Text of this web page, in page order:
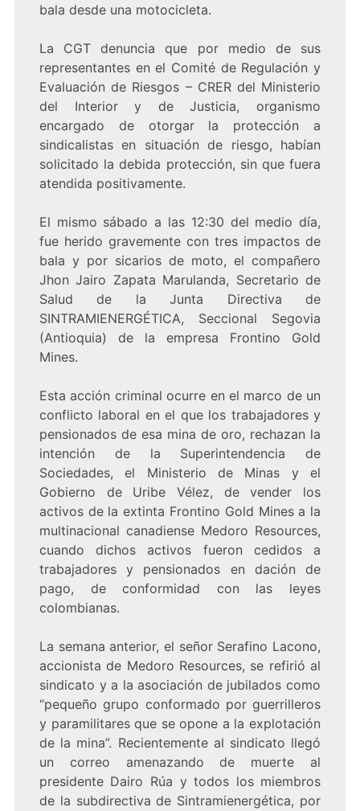
bala desde una motocicleta.
La CGT denuncia que por medio de sus
representantes en el Comité de Regulación y
Evaluación de Riesgos – CRER del Ministerio
del Interior y de Justicia, organismo
encargado de otorgar la protección a
sindicalistas en situación de riesgo, habían
solicitado la debida protección, sin que fuera
atendida positivamente.
El mismo sábado a las 12:30 del medio día,
fue herido gravemente con tres impactos de
bala y por sicarios de moto, el compañero
Jhon Jairo Zapata Marulanda, Secretario de
Salud de la Junta Directiva de
SINTRAMIENERGÉTICA, Seccional Segovia
(Antioquia) de la empresa Frontino Gold
Mines.
Esta acción criminal ocurre en el marco de un
conflicto laboral en el que los trabajadores y
pensionados de esa mina de oro, rechazan la
intención de la Superintendencia de
Sociedades, el Ministerio de Minas y el
Gobierno de Uribe Vélez, de vender los
activos de la extinta Frontino Gold Mines a la
multinacional canadiense Medoro Resources,
cuando dichos activos fueron cedidos a
trabajadores y pensionados en dación de
pago, de conformidad con las leyes
colombianas.
La semana anterior, el señor Serafino Lacono,
accionista de Medoro Resources, se refirió al
sindicato y a la asociación de jubilados como
“pequeño grupo conformado por guerrilleros
y paramilitares que se opone a la explotación
de la mina”. Recientemente al sindicato llegó
un correo amenazando de muerte al
presidente Dairo Rúa y todos los miembros
de la subdirectiva de Sintramienergética, por